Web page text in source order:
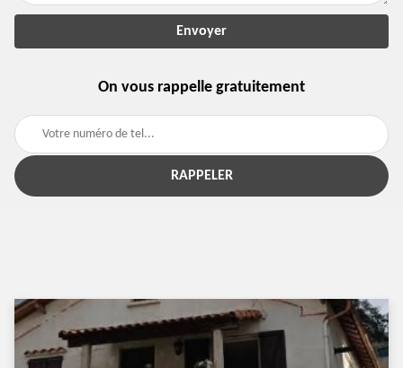
On vous rappelle gratuitement